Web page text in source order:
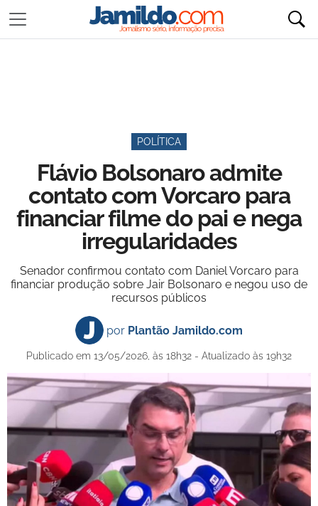
POLÍTICA
Flávio Bolsonaro admite
contato com Vorcaro para
financiar filme do pai e nega
irregularidades
Senador confirmou contato com Daniel Vorcaro para
financiar produção sobre Jair Bolsonaro e negou uso de
recursos públicos
por Plantão Jamildo.com
Publicado em 13/05/2026, às 18h32 - Atualizado às 19h32